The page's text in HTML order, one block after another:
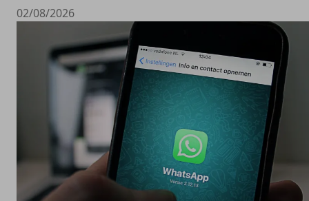
02/08/2026